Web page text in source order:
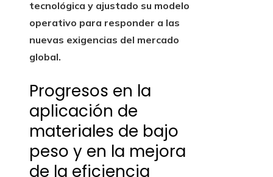
tecnológica y ajustado su modelo
operativo para responder a las
nuevas exigencias del mercado
global.
Progresos en la
aplicación de
materiales de bajo
peso y en la mejora
de la eficiencia